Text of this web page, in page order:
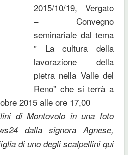
2015/10/19, Vergato
– Convegno
seminariale dal tema
” La cultura della
lavorazione della
pietra nella Valle del
Reno” che si terrà a
2015 alle ore 17,00
di Montovolo in una foto
dalla signora Agnese,
di uno degli scalpellini qui